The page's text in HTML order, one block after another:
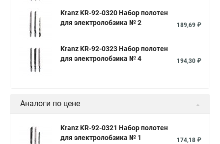
Kranz KR-92-0320 Набор полотен
для электролобзика № 2
189,69 ₽
Kranz KR-92-0323 Набор полотен
для электролобзика № 4
194,30 ₽
Аналоги по цене
Kranz KR-92-0321 Набор полотен
для электролобзика № 1
174,18 ₽